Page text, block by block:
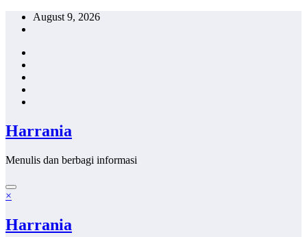
Skip
August 9, 2026
Harrania
Menulis dan berbagi informasi
×
Harrania